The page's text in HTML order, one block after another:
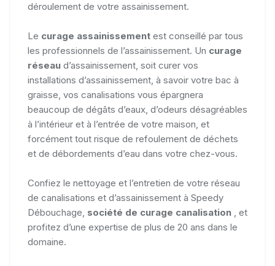
déroulement de votre assainissement.
Le curage assainissement est conseillé par tous
les professionnels de l’assainissement. Un curage
réseau d’assainissement, soit curer vos
installations d’assainissement, à savoir votre bac à
graisse, vos canalisations vous épargnera
beaucoup de dégâts d’eaux, d’odeurs désagréables
à l’intérieur et à l’entrée de votre maison, et
forcément tout risque de refoulement de déchets
et de débordements d’eau dans votre chez-vous.
Confiez le nettoyage et l’entretien de votre réseau
de canalisations et d’assainissement à Speedy
Débouchage, société de curage canalisation , et
profitez d’une expertise de plus de 20 ans dans le
domaine.